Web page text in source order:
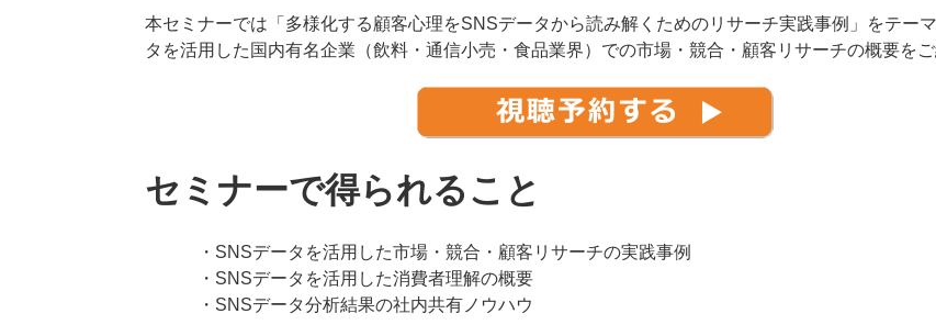
本セミナーでは「多様化する顧客心理をSNSデータから読み解くためのリサーチ実践事例」をテー
タを活用した国内有名企業（飲料・通信小売・食品業界）での市場・競合・顧客リサーチの概要をご
セミナーで得られること
・SNSデータを活用した市場・競合・顧客リサーチの実践事例
・SNSデータを活用した消費者理解の概要
・SNSデータ分析結果の社内共有ノウハウ